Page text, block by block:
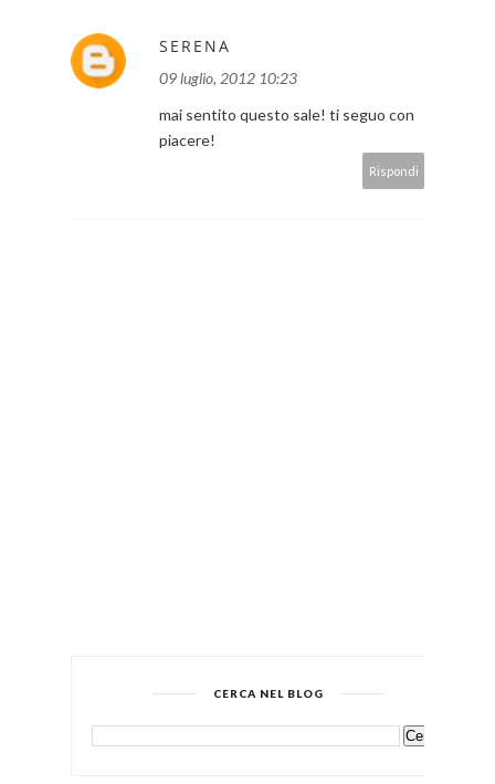
SERENA
09 luglio, 2012 10:23
mai sentito questo sale! ti seguo con
piacere!
Rispondi
CERCA NEL BLOG